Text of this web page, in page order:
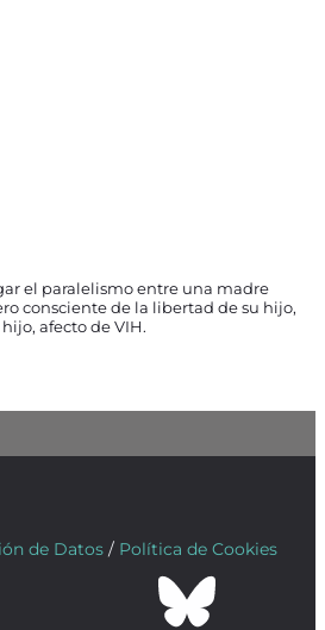
el paralelismo entre una madre
consciente de la libertad de su hijo,
afecto de VIH.
de Datos / Política de Cookies